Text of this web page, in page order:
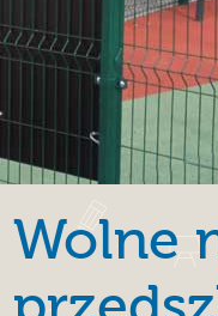
Wolne